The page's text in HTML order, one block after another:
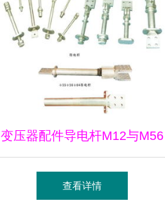
变压器配件导电杆M12与M56
功能解析与选型指南
查看详情